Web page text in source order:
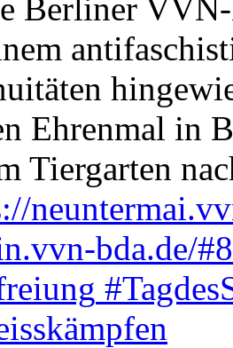
Berliner
Ehrenmal in
Tiergarten
bda.de/